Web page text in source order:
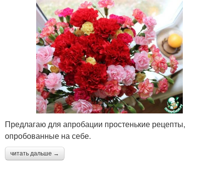
Предлагаю для апробации простенькие рецепты,
опробованные на себе.
читать дальше →